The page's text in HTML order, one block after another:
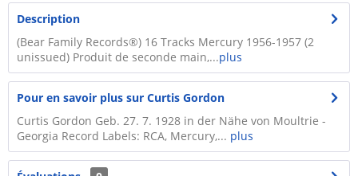
Description
(Bear Family Records®) 16 Tracks Mercury 1956-1957 (2
unissued) Produit de seconde main,...plus
Pour en savoir plus sur Curtis Gordon
Curtis Gordon Geb. 27. 7. 1928 in der Nähe von Moultrie -
Georgia Record Labels: RCA, Mercury,... plus